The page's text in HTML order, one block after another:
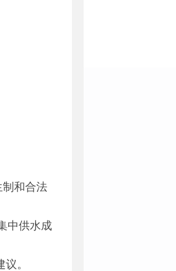
制和合法
中供水成
。